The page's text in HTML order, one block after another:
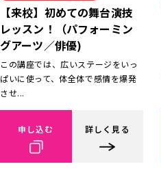
【来校】初めての舞台演技
レッスン！（パフォーミン
グアーツ／俳優)
この講座では、広いステージをいっ
ぱいに使って、体全体で感情を爆発
させ...
申し込む 詳しく見る